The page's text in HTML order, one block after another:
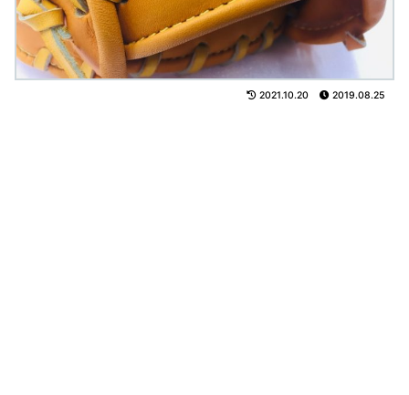
2021.10.20 2019.08.25